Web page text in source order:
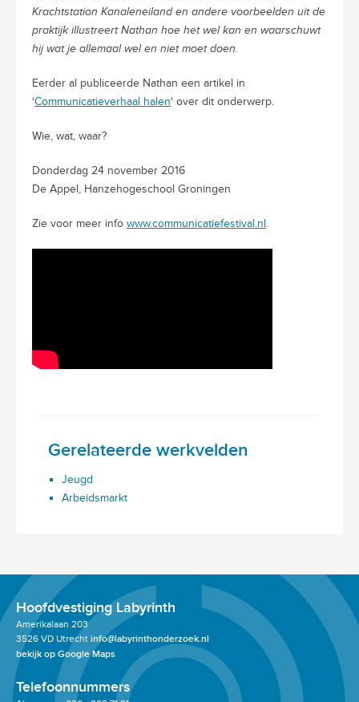
Krachtstation Kanaleneiland en andere voorbeelden uit de
praktijk illustreert Nathan hoe het wel kan en waarschuwt
hij wat je allemaal wel en niet moet doen.
Eerder al publiceerde Nathan een artikel in
‘Communicatieverhaal halen‘ over dit onderwerp.
Wie, wat, waar?
Donderdag 24 november 2016
De Appel, Hanzehogeschool Groningen
Zie voor meer info www.communicatiefestival.nl
Gerelateerde werkvelden
Jeugd
Arbeidsmarkt
Hoofdvestiging Labyrinth
Amerikalaan 203
3526 VD Utrecht info@labyrinthonderzoek.nl
bekijk op Google Maps
Telefoonnummers